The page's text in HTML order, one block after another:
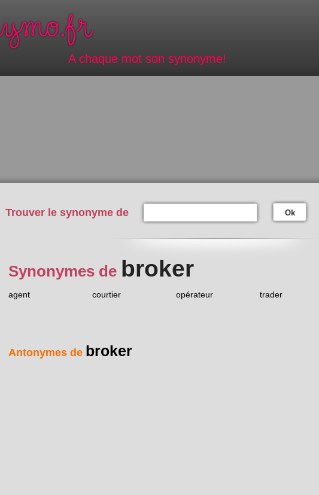
A chaque mot son synonyme!
Trouver le synonyme de Ok
Synonymes de broker
agent courtier opérateur trader
Antonymes de broker